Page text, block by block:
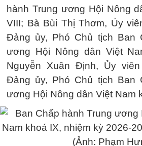
hành Trung ương Hội Nông
VIII; Bà Bùi Thị Thơm, Ủy
Đảng ủy, Phó Chủ tịch Ban
ương Hội Nông dân Việt
Nguyễn Xuân Định, Ủy
Đảng ủy, Phó Chủ tịch Ban
ương Hội Nông dân Việt Nam